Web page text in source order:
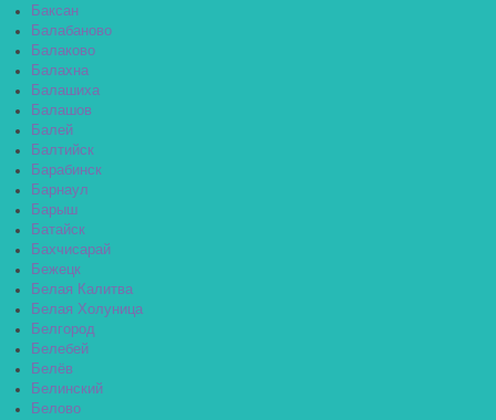
Баксан
Балабаново
Балаково
Балахна
Балашиха
Балашов
Балей
Балтийск
Барабинск
Барнаул
Барыш
Батайск
Бахчисарай
Бежецк
Белая Калитва
Белая Холуница
Белгород
Белебей
Белёв
Белинский
Белово